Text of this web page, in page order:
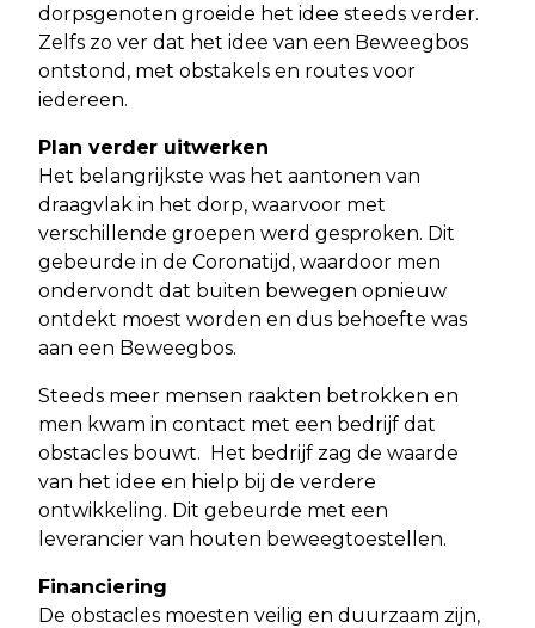
dorpsgenoten groeide het idee steeds verder.
Zelfs zo ver dat het idee van een Beweegbos
ontstond, met obstakels en routes voor
iedereen.
Plan verder uitwerken
Het belangrijkste was het aantonen van
draagvlak in het dorp, waarvoor met
verschillende groepen werd gesproken. Dit
gebeurde in de Coronatijd, waardoor men
ondervondt dat buiten bewegen opnieuw
ontdekt moest worden en dus behoefte was
aan een Beweegbos.
Steeds meer mensen raakten betrokken en
men kwam in contact met een bedrijf dat
obstacles bouwt. Het bedrijf zag de waarde
van het idee en hielp bij de verdere
ontwikkeling. Dit gebeurde met een
leverancier van houten beweegtoestellen.
Financiering
De obstacles moesten veilig en duurzaam zijn,